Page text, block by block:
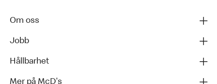
Om oss
Jobb
Hållbarhet
Mer på McD's